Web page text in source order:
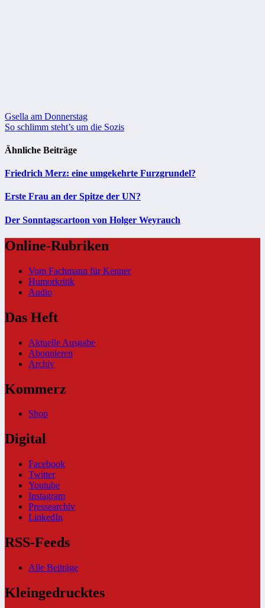
Beitragsnavigation
Gsella am Donnerstag
So schlimm steht’s um die Sozis
Ähnliche Beiträge
Friedrich Merz: eine umgekehrte Furzgrundel?
Erste Frau an der Spitze der UN?
Der Sonntagscartoon von Holger Weyrauch
Online-Rubriken
Vom Fachmann für Kenner
Humorkritik
Audio
Das Heft
Aktuelle Ausgabe
Abonnieren
Archiv
Kommerz
Shop
Digital
Facebook
Twitter
Youtube
Instagram
Pressearchiv
LinkedIn
RSS-Feeds
Alle Beiträge
Kleingedrucktes